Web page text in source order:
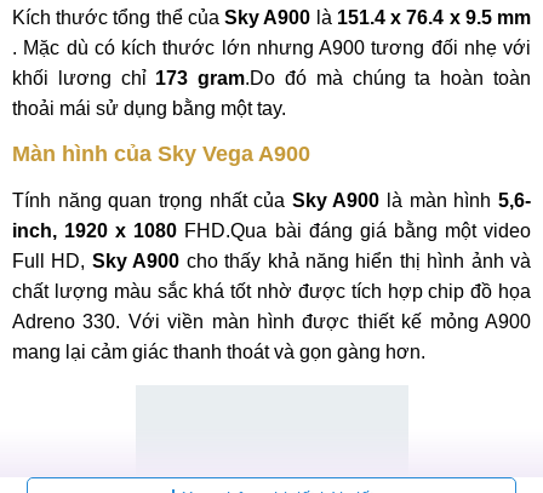
Kích thước tổng thể củaSky A900 là 151.4 x 76.4 x 9.5 mm
. Mặc dù có kích thước lớn nhưng A900 tương đối nhẹ với
khối lương chỉ 173 gram.Do đó mà chúng ta hoàn toàn
thoải mái sử dụng bằng một tay.
Màn hình của Sky Vega A900
Tính năng quan trọng nhất của Sky A900 là màn hình5,6-
inch, 1920 x 1080 FHD.Qua bài đáng giá bằng một video
Full HD, Sky A900 cho thấy khả năng hiển thị hình ảnh và
chất lượng màu sắc khá tốt nhờ được tích hợp chip đồ họa
Adreno 330. Với viền màn hình được thiết kế mỏng A900
mang lại cảm giác thanh thoát và gọn gàng hơn.